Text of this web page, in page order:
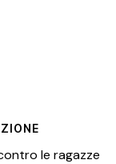
le ragazze